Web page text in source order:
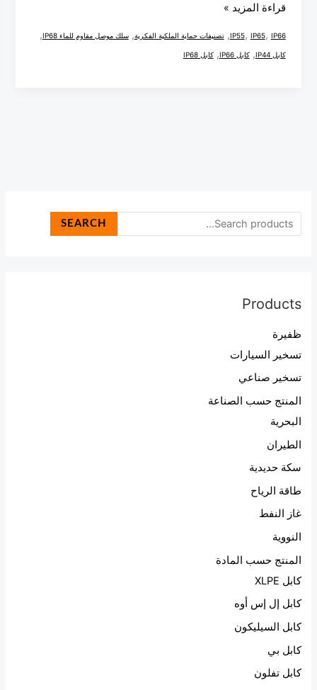
SEARCH
Products
ظفيرة
تسخير السيارات
تسخير صناعي
المنتج حسب الصناعة
البحرية
الطيران
سكة حديدية
طاقة الرياح
غاز النفط
النووية
المنتج حسب المادة
كابل XLPE
كابل إل إس أوه
كابل السيليكون
كابل بي
كابل تفلون
قراءة المزيد »
IP55, IP65, IP66
,تصنيفات حماية الملكية الفكرية,سلك موصل مقاوم للماء IP68 ,
كابل IP44 ,كابل IP66 ,كابل IP68